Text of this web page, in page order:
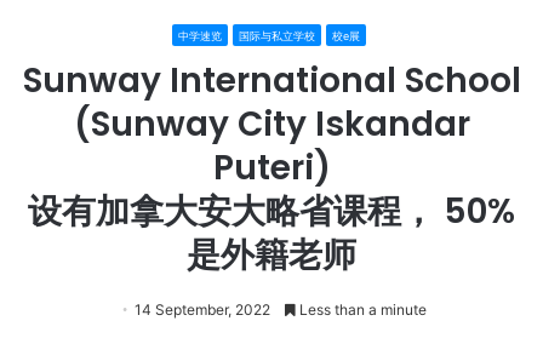
中学速览 国际与私立学校 校e展
Sunway International School
(Sunway City Iskandar
Puteri)
设有加拿大安大略省课程， 50%
是外籍老师
14 September, 2022 Less than a minute